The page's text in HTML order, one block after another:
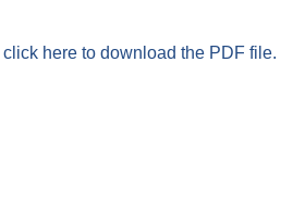
click here to download the PDF file.